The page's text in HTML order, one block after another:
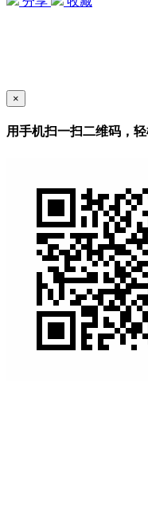
×
用手机扫一扫二维码，